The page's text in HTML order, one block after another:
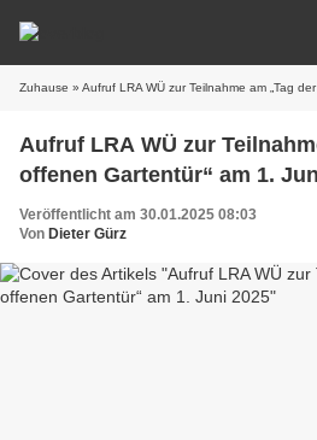
Zuhause » Aufruf LRA WÜ zur Teilnahme am „Tag
Aufruf LRA WÜ zur Teilnahme am
offenen Gartentür“ am 1.
Veröffentlicht am 30.01.2025 08:03
Von Dieter Gürz